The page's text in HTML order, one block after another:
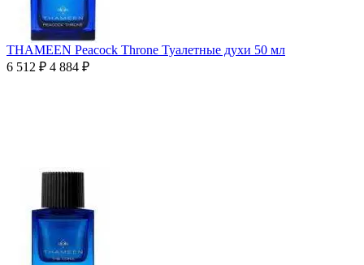
THAMEEN Peacock Throne Туалетные духи 50 мл
6 512 ₽ 4 884 ₽